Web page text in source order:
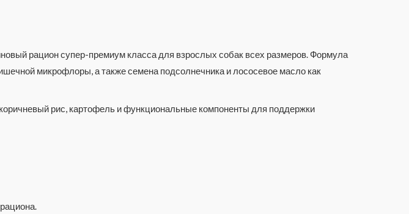
рацион супер-премиум класса для взрослых собак всех размеров. Формула
микрофлоры, а также семена подсолнечника и лососевое масло как
рис, картофель и функциональные компоненты для поддержки